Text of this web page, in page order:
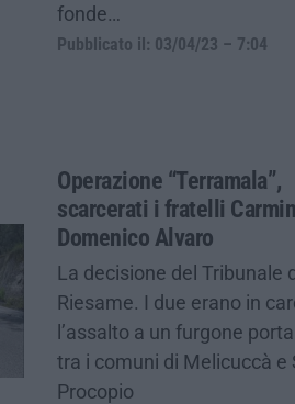
fonde…
Pubblicato il: 03/04/23 – 7:04
Operazione “Terramala”,
scarcerati i fratelli
Domenico Alvaro
La decisione del Tribunale
Riesame. I due erano in
l’assalto a un furgone
tra i comuni di Melicuccà e
Procopio